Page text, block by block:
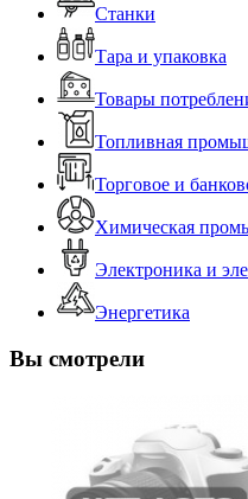
Станки
Тара и упаковка
Товары
Топливная
Торговое и
Химическая
Электроника и
Энергетика
Вы смотрели